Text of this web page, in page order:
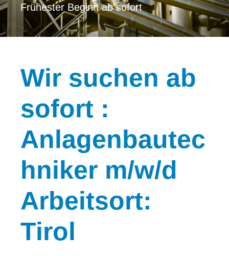
Frühester Beginn ab sofort
Wir suchen ab
sofort :
Anlagenbautec
hniker m/w/d
Arbeitsort:
Tirol